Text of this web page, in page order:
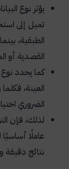
يؤثر نوع
تميل إلى
الطبقية،
القصدية أو
كما يحدد
العينة،
الضروري
لذلك، فإن
عاملًا
نتائج دقيقة